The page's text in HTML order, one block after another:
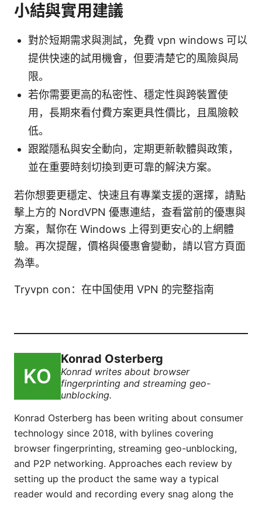
小結與實用建議
對於短期需求與測試，免費 vpn windows 可以
提供快速的試用機會，但要清楚它的風險與局
限。
若你需要更高的私密性、穩定性與跨裝置使
用，長期來看付費方案更具性價比，且風險較
低。
跟蹤隱私與安全動向，定期更新軟體與政策，
並在重要時刻切換到更可靠的解決方案。
若你想要更穩定、快速且有專業支援的選擇，請點
擊上方的 NordVPN 優惠連結，查看當前的優惠與
方案，幫你在 Windows 上得到更安心的上網體
驗。再次提醒，價格與優惠會變動，請以官方頁面
為準。
Tryvpn con：在中国使用 VPN 的完整指南
Konrad Osterberg
Konrad writes about browser
fingerprinting and streaming geo-
unblocking.
Konrad Osterberg has been writing about consumer
technology since 2018, with bylines covering
browser fingerprinting, streaming geo-unblocking,
and P2P networking. Approaches each review by
setting up the product the same way a typical
reader would and recording every snag along the